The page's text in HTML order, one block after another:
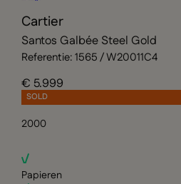
Cartier
Santos Galbée Steel Gold
Referentie: 1565 / W20011C4
€ 5.999
SOLD
2000
Papieren